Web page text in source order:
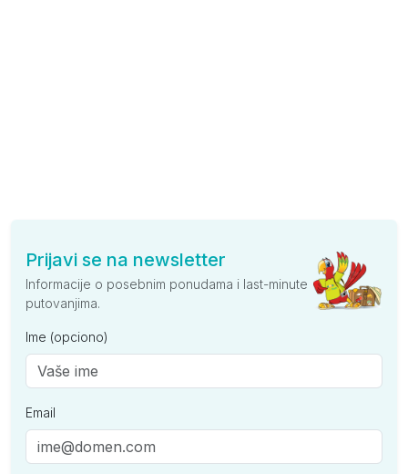
Prijavi se na newsletter
Informacije o posebnim ponudama i last-minute
putovanjima.
Ime (opciono)
Email